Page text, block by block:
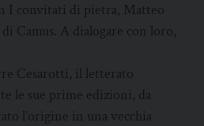
I convitati di pietra, Matteo
Camus. A dialogare con loro,
Cesarotti, il letterato
le sue prime edizioni, da
l’origine in una vecchia